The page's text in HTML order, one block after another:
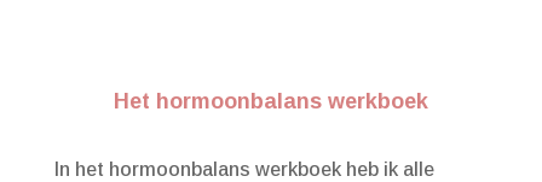
Het hormoonbalans werkboek
In het hormoonbalans werkboek heb ik alle